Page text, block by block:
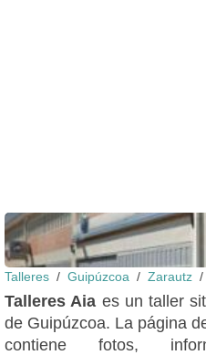
Talleres Guipúzcoa Zarautz
Talleres Aia es un taller
de Guipúzcoa. La página
contiene fotos,